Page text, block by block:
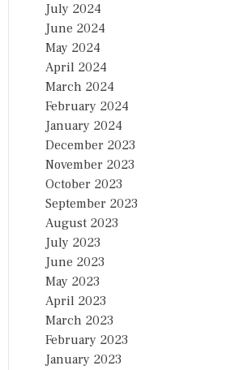
July 2024
June 2024
May 2024
April 2024
March 2024
February 2024
January 2024
December 2023
November 2023
October 2023
September 2023
August 2023
July 2023
June 2023
May 2023
April 2023
March 2023
February 2023
January 2023